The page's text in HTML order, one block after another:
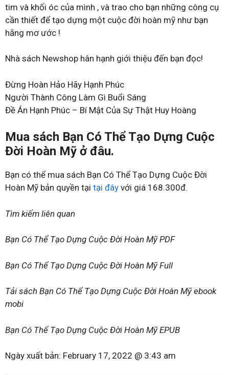
tim và khối óc của mình , và trao cho bạn những công cụ
cần thiết để tạo dựng một cuộc đời hoàn mỹ như bạn
hằng mơ ước !
Nhà sách Newshop hân hạnh giới thiệu đến bạn đọc!
Đừng Hoàn Hảo Hãy Hạnh Phúc
Người Thành Công Làm Gì Buổi Sáng
Đề Án Hạnh Phúc – Bí Mật Của Sự Thật Huy Hoàng
Mua sách Bạn Có Thể Tạo Dựng Cuộc
Đời Hoàn Mỹ ở đâu.
Bạn có thể mua sách Bạn Có Thể Tạo Dựng Cuộc Đời
Hoàn Mỹ bản quyền tại tại đây với giá 168.300đ.
Tìm kiếm liên quan
Bạn Có Thể Tạo Dựng Cuộc Đời Hoàn Mỹ PDF
Bạn Có Thể Tạo Dựng Cuộc Đời Hoàn Mỹ Full
Tải sách Bạn Có Thể Tạo Dựng Cuộc Đời Hoàn Mỹ ebook
mobi
Bạn Có Thể Tạo Dựng Cuộc Đời Hoàn Mỹ EPUB
Ngày xuất bản: February 17, 2022 @ 3:43 am